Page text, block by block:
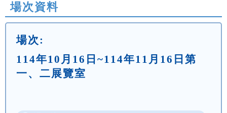
場次資料
場次:
114年10月16日~114年11月16日第
一、二展覽室